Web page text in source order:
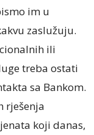
im u
zaslužuju.
ili
treba ostati
sa Bankom.
rješenja
koji danas,